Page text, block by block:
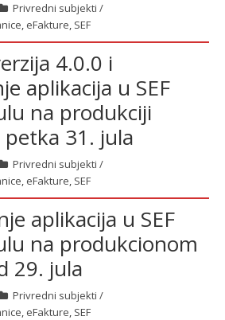
Privredni subjekti /
, eFakture, SEF
4.0.0 i
aplikacija u SEF
na produkciji
31. jula
Privredni subjekti /
, eFakture, SEF
aplikacija u SEF
na produkcionom
29. jula
Privredni subjekti /
, eFakture, SEF